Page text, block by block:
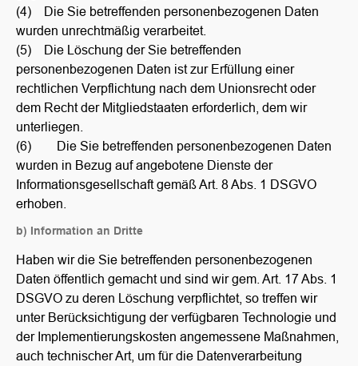
(4) Die Sie betreffenden personenbezogenen Daten
wurden unrechtmäßig verarbeitet.
(5) Die Löschung der Sie betreffenden
personenbezogenen Daten ist zur Erfüllung einer
rechtlichen Verpflichtung nach dem Unionsrecht oder
dem Recht der Mitgliedstaaten erforderlich, dem wir
unterliegen.
(6) Die Sie betreffenden personenbezogenen Daten
wurden in Bezug auf angebotene Dienste der
Informationsgesellschaft gemäß Art. 8 Abs. 1 DSGVO
erhoben.
b) Information an Dritte
Haben wir die Sie betreffenden personenbezogenen
Daten öffentlich gemacht und sind wir gem. Art. 17 Abs. 1
DSGVO zu deren Löschung verpflichtet, so treffen wir
unter Berücksichtigung der verfügbaren Technologie und
der Implementierungskosten angemessene Maßnahmen,
auch technischer Art, um für die Datenverarbeitung